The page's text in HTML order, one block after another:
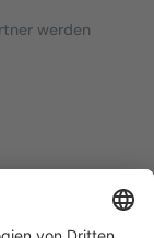
werden
an, der Sie
auf dem